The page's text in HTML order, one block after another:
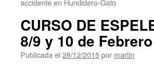
accidente en Hundidero-Gato
CURSO DE
8/9 y 10 de Febrero
Publicada el 28/12/2015por martin